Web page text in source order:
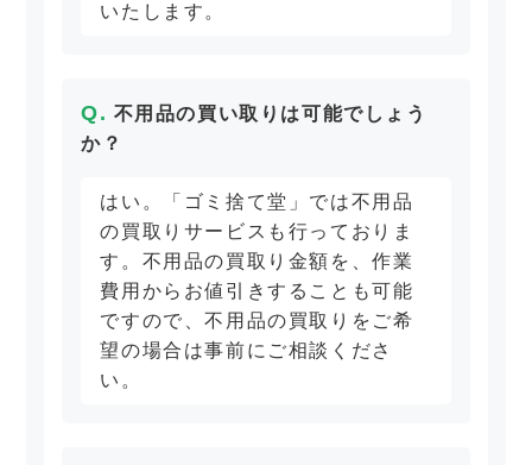
いたします。
不用品の買い取りは可能でしょう
か？
はい。「ゴミ捨て堂」では不用品
の買取りサービスも行っておりま
す。不用品の買取り金額を、作業
費用からお値引きすることも可能
ですので、不用品の買取りをご希
望の場合は事前にご相談くださ
い。